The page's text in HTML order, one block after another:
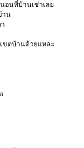
นอนที่บ้านเช่าเล
าน
เขตบ้านด้วยแหละ